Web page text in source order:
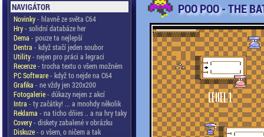
NAVIGÁTOR
Novinky- hlavně ze světa C64
Hry- solidní databáze her
Dema - pouze ta nejlepší
Dentra - když stačí jeden soubor
Utility- nejen pro práci a legraci
Recenze- trocha textu o všem možném
PC Software- když to nejde na C64
Grafika - ne vždy jen 320x200
Fotogalerie- důkazy nejen z akcí
Intra - ty začátky! ... a mnohdy několik
Reklama - na ticho dňies .. a na hry taky
Covery- diskety zabalené v obrázku
Diskuze- o všem, o ničem a tak
POO POO - THE